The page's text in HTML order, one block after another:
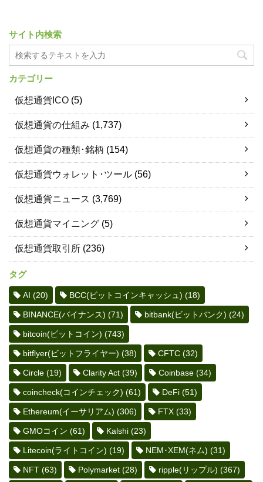
サイト内検索
カテゴリー
仮想通貨ICO (5)
仮想通貨の仕組み (1,737)
仮想通貨の種類･銘柄 (154)
仮想通貨ウォレット･ツール (56)
仮想通貨ニュース (3,769)
仮想通貨マイニング (5)
仮想通貨取引所 (236)
タグ
AI (20) BCC(ビットコインキャッシュ) (18)
BINANCE(バイナンス) (71) bitbank(ビットバンク) (24)
bitcoin(ビットコイン) (743)
bitflyer(ビットフライヤー) (38) CFTC (32)
Circle (19) Clarity Act (39) Coinbase (34)
coincheck(コインチェック) (61) DeFi (51)
Ethereum(イーサリアム) (306) FTX (33)
GMOコイン (61) Kalshi (23)
Litecoin(ライトコイン) (19) NEM･XEM(ネム) (31)
NFT (63) Polymarket (28) ripple(リップル) (367)